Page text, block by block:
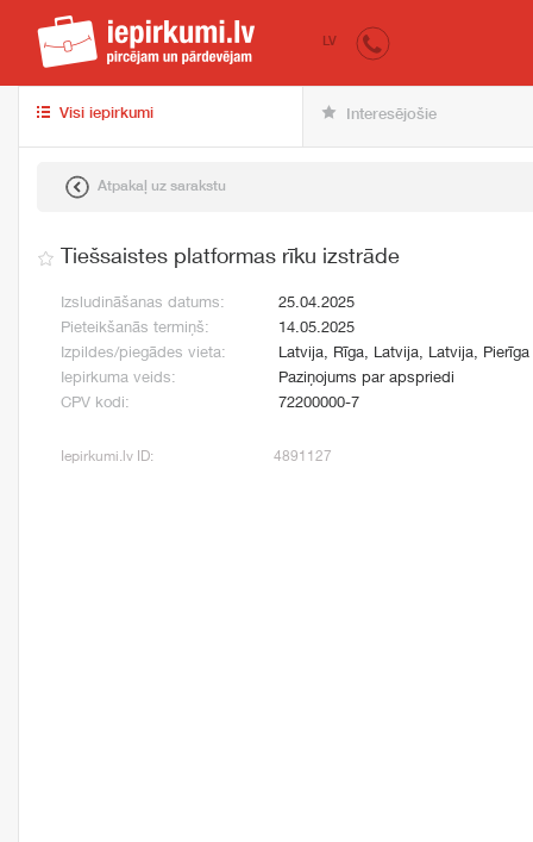
iepirkumi.lv
LV
Visi iepirkumi Interesējošie
Atpakaļ uz sarakstu
Tiešsaistes platformas rīku izstrāde
Izsludināšanas datums:
25.04.2025
Pieteikšanās termiņš:
14.05.2025
Izpildes/piegādes vieta:
Latvija, Rīga, Latvija, Latvija, Pierīga
Iepirkuma veids:
Paziņojums par apspriedi
CPV kodi:
72200000-7
Iepirkumi.lv ID: 4891127